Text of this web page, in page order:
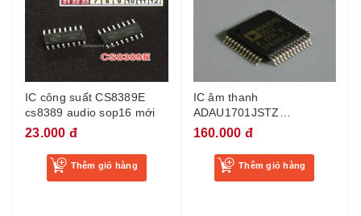
IC công suất CS8389E
cs8389 audio sop16 mới
23.000 đ
Thêm giỏ hàng
IC âm thanh
ADAU1701JSTZ
ADAU1701JSTZ-RL
160.000 đ
Thêm giỏ hàng